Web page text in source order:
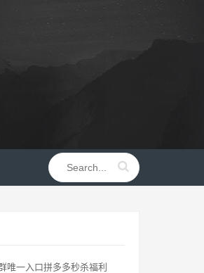
唯一入口拼多多秒杀福利